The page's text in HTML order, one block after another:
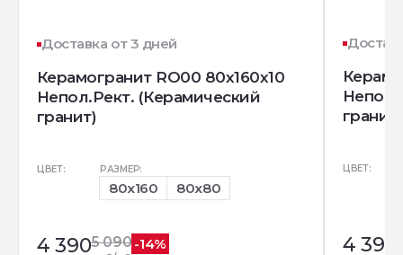
Доставка от 3 дней
Керамогранит RO00 80x160x10
Непол.Рект. (Керамический
гранит)
ЦВЕТ: РАЗМЕР:
80x160 80x80
4 3905 090-14%
гранит)
ЦВЕТ:
4 390